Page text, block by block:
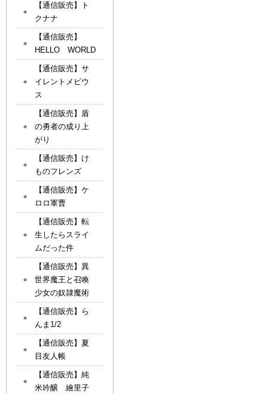
【通信販売】ト
クナナ
【通信販売】
HELLO WORLD
【通信販売】サ
イレントメビウ
ス
【通信販売】盾
の勇者の成り上
がり
【通信販売】け
ものフレンズ
【通信販売】ケ
ロロ軍曹
【通信販売】転
生したらスライ
ムだった件
【通信販売】異
世界魔王と召喚
少女の奴隷魔術
【通信販売】ら
んま1/2
【通信販売】夏
目友人帳
【通信販売】純
米吟醸 繪里子